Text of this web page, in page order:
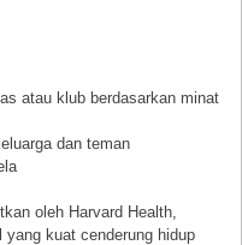
atau klub berdasarkan minat
dan teman
oleh Harvard Health,
kuat cenderung hidup